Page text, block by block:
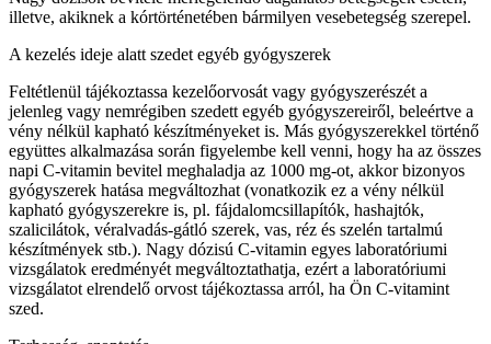
illetve, akiknek a kórtörténetében bármilyen vesebetegség szerepel.
A kezelés ideje alatt szedet egyéb gyógyszerek
Feltétlenül tájékoztassa kezelőorvosát vagy gyógyszerészét a
jelenleg vagy nemrégiben szedett egyéb gyógyszereiről, beleértve a
vény nélkül kapható készítményeket is. Más gyógyszerekkel történő
együttes alkalmazása során figyelembe kell venni, hogy ha az összes
napi C-vitamin bevitel meghaladja az 1000 mg-ot, akkor bizonyos
gyógyszerek hatása megváltozhat (vonatkozik ez a vény nélkül
kapható gyógyszerekre is, pl. fájdalomcsillapítók, hashajtók,
szalicilátok, véralvadás-gátló szerek, vas, réz és szelén tartalmú
készítmények stb.). Nagy dózisú C-vitamin egyes laboratóriumi
vizsgálatok eredményét megváltoztathatja, ezért a laboratóriumi
vizsgálatot elrendelő orvost tájékoztassa arról, ha Ön C-vitamint
szed.